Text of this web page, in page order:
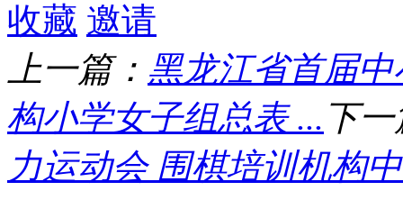
收藏 邀请
上一篇： 黑龙江省首届
构小学女子组总表 ... 下
力运动会 围棋培训机构